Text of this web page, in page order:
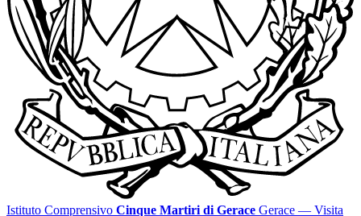
Istituto Comprensivo Cinque Martiri di Gerace Gerace — Visita